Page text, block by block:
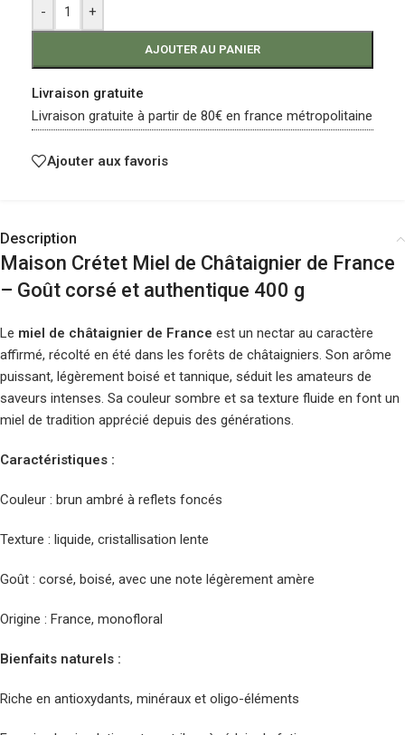
- +
AJOUTER AU PANIER
Livraison gratuite
Livraison gratuite à partir de 80€ en france métropolitaine
Ajouter aux favoris
Description
Maison Crétet Miel de Châtaignier de France
– Goût corsé et authentique 400 g
Le miel de châtaignier de France est un nectar au caractère
affirmé, récolté en été dans les forêts de châtaigniers. Son arôme
puissant, légèrement boisé et tannique, séduit les amateurs de
saveurs intenses. Sa couleur sombre et sa texture fluide en font un
miel de tradition apprécié depuis des générations.
Caractéristiques :
Couleur : brun ambré à reflets foncés
Texture : liquide, cristallisation lente
Goût : corsé, boisé, avec une note légèrement amère
Origine : France, monofloral
Bienfaits naturels :
Riche en antioxydants, minéraux et oligo-éléments